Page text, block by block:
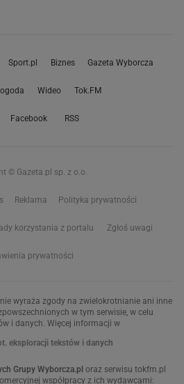
Sport.pl Biznes Gazeta Wyborcza
Wideo Tok.FM
Facebook RSS
© Gazeta.pl sp. z o.o.
Reklama Polityka prywatności
korzystania z portalu Zgłoś uwagi
prywatności
wyraża zgody na zwielokrotnianie ani inne
w tym serwisie, w celu
i danych. Więcej informacji w
eksploracji tekstów i danych
Grupy Wyborcza.pl oraz serwisu tokfm.pl
współpracy z ich wydawcami: